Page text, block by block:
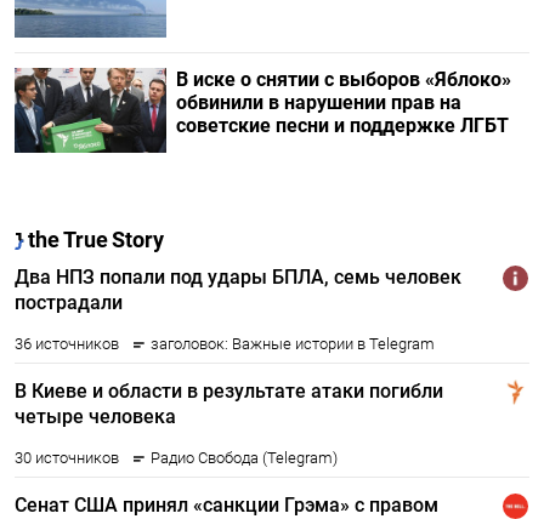
В иске о снятии с выборов «Яблоко»
обвинили в нарушении прав на
советские песни и поддержке ЛГБТ